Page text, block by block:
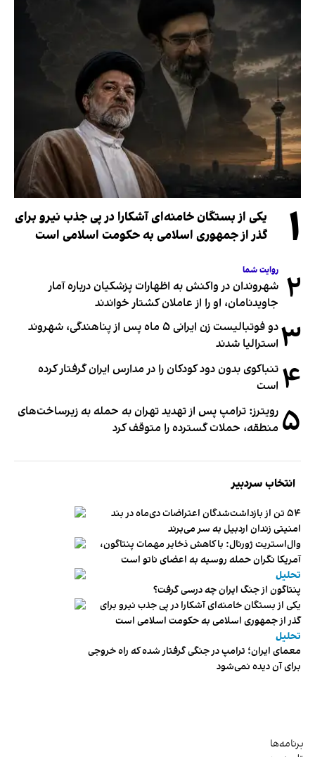
۱
یکی از بستگان خامنه‌ای آشکارا در پی جذب نیرو برای
گذر از جمهوری اسلامی به حکومت اسلامی است
۲ روایت شما
شهروندان در واکنش به اظهارات پزشکیان درباره آمار
جاویدنامان، او را از عاملان کشتار خواندند
۳
دو فوتبالیست زن ایرانی ۵ ماه پس از پناهندگی، شهروند
استرالیا شدند
۴ تنباکوی بدون دود کودکان را در مدارس ایران گرفتار کرده
است
۵ رویترز: ترامپ پس از تهدید تهران به حمله به زیرساخت‌های
منطقه، حملات گسترده را متوقف کرد
انتخاب سردبیر
۵۴ تن از بازداشت‌شدگان اعتراضات دی‌ماه در بند
امنیتی زندان اردبیل به سر می‌برند
وال‌استریت ژورنال: با کاهش ذخایر مهمات پنتاگون،
آمریکا نگران حمله روسیه به اعضای ناتو‌ است
تحلیل
پنتاگون از جنگ ایران چه درسی گرفت؟
یکی از بستگان خامنه‌ای آشکارا در پی جذب نیرو برای
گذر از جمهوری اسلامی به حکومت اسلامی است
تحلیل
معمای ایران؛ ترامپ در جنگی گرفتار شده که راه خروجی
برای آن دیده نمی‌شود
برنامه‌ها